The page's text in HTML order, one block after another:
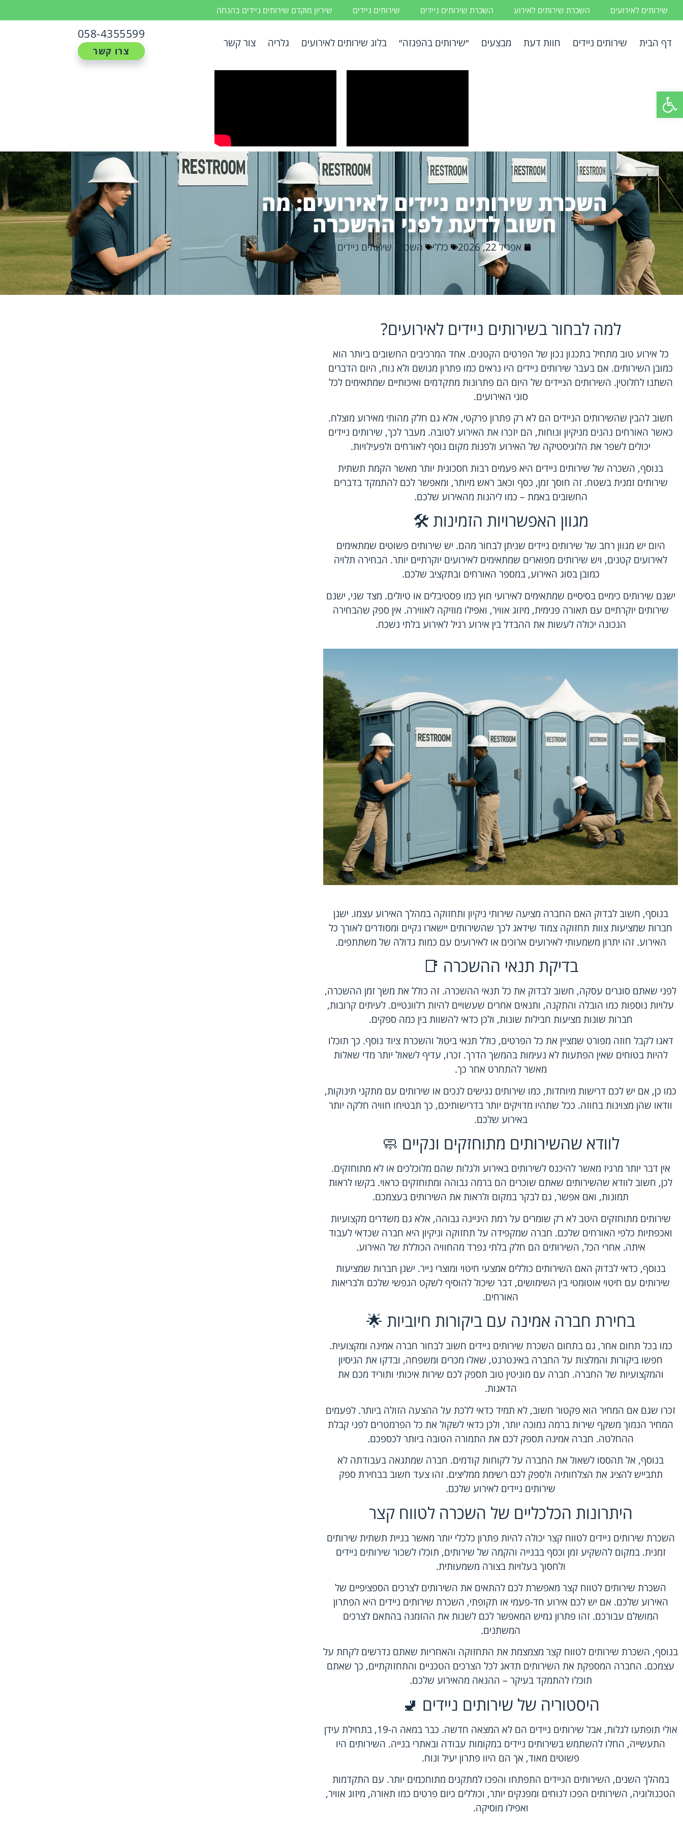
פתח סרגל נגישות
שירותים לאירועים השכרת שירותים לאירוע השכרת שירותים ניידים שירותים ניידים שיריון מוקדם שירותים ניידים בהנחה
דף הבית שירותים ניידים חוות דעת מבצעים ״שירותים בהפגזה״ בלוג שירותים לאירועים גלריה צור קשר
058-4355599
צרו קשר
השכרת שירותים ניידים לאירועים: מה
חשוב לדעת לפני ההשכרה
אפריל 22, 2026 כללי השכרת שירותים ניידים
למה לבחור בשירותים ניידים לאירועים?
כל אירוע טוב מתחיל בתכנון נכון של הפרטים הקטנים. אחד המרכיבים החשובים ביותר הוא
כמובן השירותים. אם בעבר שירותים ניידים היו נראים כמו פתרון מגושם ולא נוח, היום הדברים
השתנו לחלוטין. השירותים הניידים של היום הם פתרונות מתקדמים ואיכותיים שמתאימים לכל
סוגי האירועים.
חשוב להבין שהשירותים הניידים הם לא רק פתרון פרקטי, אלא גם חלק מהותי מאירוע מוצלח.
כאשר האורחים נהנים מניקיון ונוחות, הם יזכרו את האירוע לטובה. מעבר לכך, שירותים ניידים
יכולים לשפר את הלוגיסטיקה של האירוע ולפנות מקום נוסף לאורחים ולפעילויות.
בנוסף, השכרה של שירותים ניידים היא פעמים רבות חסכונית יותר מאשר הקמת תשתית
שירותים זמנית בשטח. זה חוסך זמן, כסף וכאב ראש מיותר, ומאפשר לכם להתמקד בדברים
החשובים באמת – כמו ליהנות מהאירוע שלכם.
מגוון האפשרויות הזמינות 🛠️
היום יש מגוון רחב של שירותים ניידים שניתן לבחור מהם. יש שירותים פשוטים שמתאימים
לאירועים קטנים, ויש שירותים מפוארים שמתאימים לאירועים יוקרתיים יותר. הבחירה תלויה
כמובן בסוג האירוע, במספר האורחים ובתקציב שלכם.
ישנם שירותים כימיים בסיסיים שמתאימים לאירועי חוץ כמו פסטיבלים או טיולים. מצד שני, ישנם
שירותים יוקרתיים עם תאורה פנימית, מיזוג אוויר, ואפילו מוזיקה לאווירה. אין ספק שהבחירה
הנכונה יכולה לעשות את ההבדל בין אירוע רגיל לאירוע בלתי נשכח.
בנוסף, חשוב לבדוק האם החברה מציעה שירותי ניקיון ותחזוקה במהלך האירוע עצמו. ישנן
חברות שמציעות צוות תחזוקה צמוד שידאג לכך שהשירותים יישארו נקיים ומסודרים לאורך כל
האירוע. זהו יתרון משמעותי לאירועים ארוכים או לאירועים עם כמות גדולה של משתתפים.
בדיקת תנאי ההשכרה 📑
לפני שאתם סוגרים עסקה, חשוב לבדוק את כל תנאי ההשכרה. זה כולל את משך זמן ההשכרה,
עלויות נוספות כמו הובלה והתקנה, ותנאים אחרים שעשויים להיות רלוונטיים. לעיתים קרובות,
חברות שונות מציעות חבילות שונות, ולכן כדאי להשוות בין כמה ספקים.
דאגו לקבל חוזה מפורט שמציין את כל הפרטים, כולל תנאי ביטול והשכרת ציוד נוסף. כך תוכלו
להיות בטוחים שאין הפתעות לא נעימות בהמשך הדרך. זכרו, עדיף לשאול יותר מדי שאלות
מאשר להתחרט אחר כך.
כמו כן, אם יש לכם דרישות מיוחדות, כמו שירותים נגישים לנכים או שירותים עם מתקני תינוקות,
וודאו שהן מצוינות בחוזה. ככל שתהיו מדויקים יותר בדרישותיכם, כך תבטיחו חוויה חלקה יותר
באירוע שלכם.
לוודא שהשירותים מתוחזקים ונקיים 🧼
אין דבר יותר מרגיז מאשר להיכנס לשירותים באירוע ולגלות שהם מלוכלכים או לא מתוחזקים.
לכן, חשוב לוודא שהשירותים שאתם שוכרים הם ברמה גבוהה ומתוחזקים כראוי. בקשו לראות
תמונות, ואם אפשר, גם לבקר במקום ולראות את השירותים בעצמכם.
שירותים מתוחזקים היטב לא רק שומרים על רמת היגיינה גבוהה, אלא גם משדרים מקצועיות
ואכפתיות כלפי האורחים שלכם. חברה שמקפידה על תחזוקה וניקיון היא חברה שכדאי לעבוד
איתה. אחרי הכל, השירותים הם חלק בלתי נפרד מהחוויה הכוללת של האירוע.
בנוסף, כדאי לבדוק האם השירותים כוללים אמצעי חיטוי ומוצרי נייר. ישנן חברות שמציעות
שירותים עם חיטוי אוטומטי בין השימושים, דבר שיכול להוסיף לשקט הנפשי שלכם ולבריאות
האורחים.
בחירת חברה אמינה עם ביקורות חיוביות 🌟
כמו בכל תחום אחר, גם בתחום השכרת שירותים ניידים חשוב לבחור חברה אמינה ומקצועית.
חפשו ביקורות והמלצות על החברה באינטרנט, שאלו מכרים ומשפחה, ובדקו את הניסיון
והמקצועיות של החברה. חברה עם מוניטין טוב תספק לכם שירות איכותי ותוריד מכם את
הדאגות.
זכרו שגם אם המחיר הוא פקטור חשוב, לא תמיד כדאי ללכת על ההצעה הזולה ביותר. לפעמים
המחיר הנמוך משקף שירות ברמה נמוכה יותר, ולכן כדאי לשקול את כל הפרמטרים לפני קבלת
ההחלטה. חברה אמינה תספק לכם את התמורה הטובה ביותר לכספכם.
בנוסף, אל תהססו לשאול את החברה על לקוחות קודמים. חברה שמתגאה בעבודתה לא
תתבייש להציג את הצלחותיה ולספק לכם רשימת ממליצים. זהו צעד חשוב בבחירת ספק
שירותים ניידים לאירוע שלכם.
היתרונות הכלכליים של השכרה לטווח קצר
השכרת שירותים ניידים לטווח קצר יכולה להיות פתרון כלכלי יותר מאשר בניית תשתית שירותים
זמנית. במקום להשקיע זמן וכסף בבנייה והקמה של שירותים, תוכלו לשכור שירותים ניידים
ולחסוך בעלויות בצורה משמעותית.
השכרת שירותים לטווח קצר מאפשרת לכם להתאים את השירותים לצרכים הספציפיים של
האירוע שלכם. אם יש לכם אירוע חד-פעמי או תקופתי, השכרת שירותים ניידים היא הפתרון
המושלם עבורכם. זהו פתרון גמיש המאפשר לכם לשנות את ההזמנה בהתאם לצרכים
המשתנים.
בנוסף, השכרת שירותים לטווח קצר מצמצמת את התחזוקה והאחריות שאתם נדרשים לקחת על
עצמכם. החברה המספקת את השירותים תדאג לכל הצרכים הטכניים והתחזוקתיים, כך שאתם
תוכלו להתמקד בעיקר – ההנאה מהאירוע שלכם.
היסטוריה של שירותים ניידים 🚽
אולי תופתעו לגלות, אבל שירותים ניידים הם לא המצאה חדשה. כבר במאה ה-19, בתחילת עידן
התעשייה, החלו להשתמש בשירותים ניידים במקומות עבודה ובאתרי בנייה. השירותים היו
פשוטים מאוד, אך הם היוו פתרון יעיל ונוח.
במהלך השנים, השירותים הניידים התפתחו והפכו למתקנים מתוחכמים יותר. עם התקדמות
הטכנולוגיה, השירותים הפכו לנוחים ומפנקים יותר, וכוללים כיום פרטים כמו תאורה, מיזוג אוויר,
ואפילו מוסיקה.